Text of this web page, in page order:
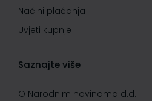
Načini plaćanja
Uvjeti kupnje
Saznajte više
O Narodnim novinama d.d.